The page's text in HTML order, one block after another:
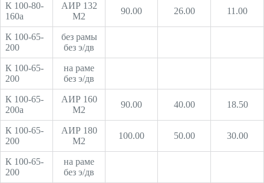
К 100-80-
160а
АИР 132
М2
90.00 26.00 11.00
К 100-65-
200
без рамы
без э/дв
К 100-65-
200
на раме
без э/дв
К 100-65-
200а
АИР 160
М2
90.00 40.00 18.50
К 100-65-
200
АИР 180
М2
100.00 50.00 30.00
К 100-65-
200
на раме
без э/дв